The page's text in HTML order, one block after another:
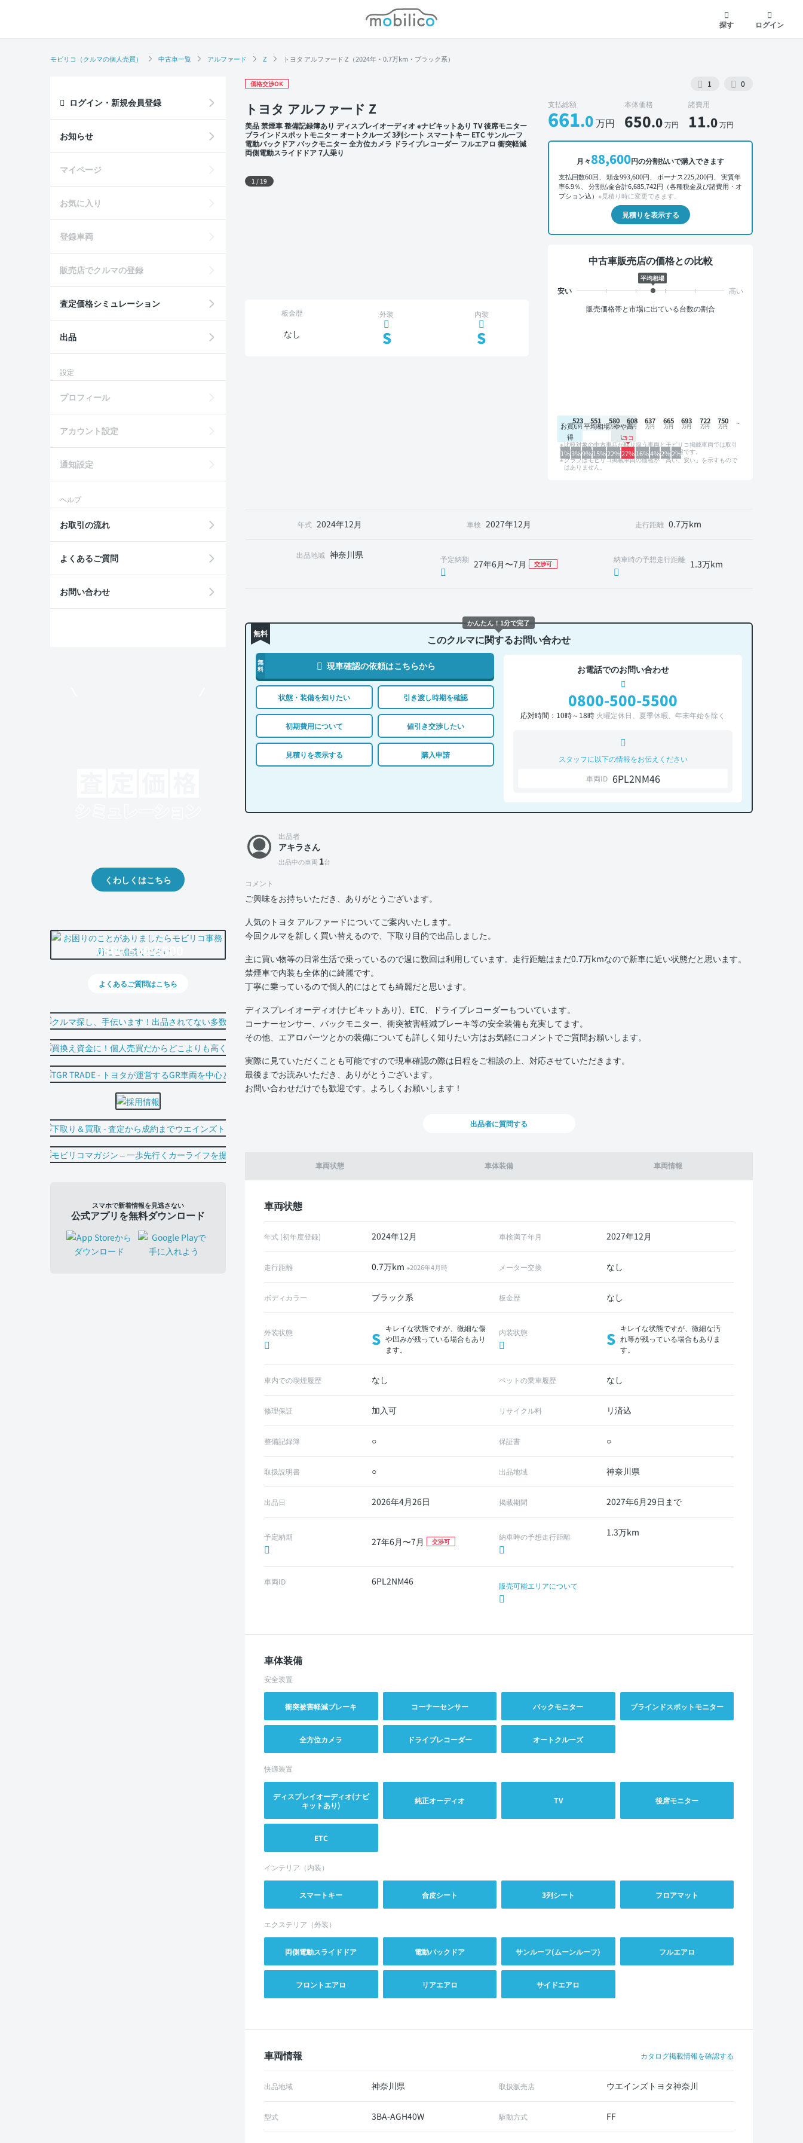
モビリコ
探す
ログイン
モビリコ（クルマの個人売買） 中古車一覧 アルファード Z トヨタ アルファード Z（2024年・0.7万km・ブラック系）
価格交渉OK 1 0
トヨタ アルファード Z
美品 禁煙車 整備記録簿あり ディスプレイオーディオ ※ナビキットあり TV 後席モニター
ブラインドスポットモニター オートクルーズ 3列シート スマートキー ETC サンルーフ
電動バックドア バックモニター 全方位カメラ ドライブレコーダー フルエアロ 衝突軽減
両側電動スライドドア 7人乗り
外装 左前
1 /19
支払総額
661.0万円
本体価格
650.0万円
諸費用
11.0万円
月々88,600円の分割払いで購入できます
支払回数60回、 頭金993,600円、 ボーナス225,200円、 実質年
率6.9％、 分割払金合計6,685,742円（各種税金及び諸費用・オ
プション込） ※見積り時に変更できます。
見積りを表示する
中古車販売店の価格との比較
平均相場
販売価格帯と市場に出ている台数の割合
お買い
得
平均相場 やや高
い
1%3%9%15%22%27%16%4%2%2%
523 551 580 608 637 665 693 722 750
比較対象の中古車店が取り扱う車両とモビリコ掲載車両では取引
形態や条件が異なるため、グラフは参考情報です。
グラフはモビリコ掲載車両の価格が「高い、安い」を示すもので
はありません。
板金歴
なし
外装
S
内装
S
年式 2024年12月 車検 2027年12月 走行距離 0.7万km
出品地域 神奈川県 予定納期 27年6月〜7月 交渉可 納車時の予想走行距離 1.3万km
無料 このクルマに関するお問い合わせ
無
料
現車確認の依頼はこちらから
状態・装備を知りたい 引き渡し時期を確認
初期費用について 値引き交渉したい
見積りを表示する 購入申請
お電話でのお問い合わせ
0800-500-5500
応対時間：10時～18時 火曜定休日、夏季休暇、年末年始を除く
スタッフに以下の情報をお伝えください
車両ID 6PL2NM46
車両状態 車体装備 車両情報
車両状態
年式 (初年度登録) 2024年12月 車検満了年月 2027年12月
走行距離 0.7万km ※2026年4月時 メーター交換 なし
ボディカラー ブラック系 板金歴 なし
外装状態 S
キレイな状態ですが、微細な傷
や凹みが残っている場合もあり
ます。
内装状態 S
キレイな状態ですが、微細な汚
れ等が残っている場合もありま
す。
車内での喫煙履歴 なし ペットの乗車履歴 なし
修理保証 加入可 リサイクル料 リ済込
整備記録簿 ○ 保証書 ○
取扱説明書 ○ 出品地域 神奈川県
出品日 2026年4月26日 掲載期間 2027年6月29日まで
予定納期 27年6月〜7月 交渉可 納車時の予想走行距離 1.3万km
車両ID 6PL2NM46 販売可能エリアについて
車体装備
安全装置
衝突被害軽減ブレーキ コーナーセンサー バックモニター ブラインドスポットモニター
全方位カメラ ドライブレコーダー オートクルーズ
快適装置
ディスプレイオーディオ(ナビ
キットあり)
純正オーディオ TV 後席モニター
ETC
インテリア（内装）
スマートキー 合皮シート 3列シート フロアマット
エクステリア（外装）
両側電動スライドドア 電動バックドア サンルーフ(ムーンルーフ) フルエアロ
フロントエアロ リアエアロ サイドエアロ
車両情報 カタログ掲載情報を確認する
出品地域 神奈川県 取扱販売店 ウエインズトヨタ神奈川
型式 3BA-AGH40W 駆動方式 FF
出品者
アキラさん
出品中の車両 1台
コメント
ご興味をお持ちいただき、ありがとうございます。
人気のトヨタ アルファードについてご案内いたします。
今回クルマを新しく買い替えるので、下取り目的で出品しました。
主に買い物等の日常生活で乗っているので週に数回は利用しています。走行距離はまだ0.7万kmなので新車に近い状態だと思います。
禁煙車で内装も全体的に綺麗です。
丁寧に乗っているので個人的にはとても綺麗だと思います。
ディスプレイオーディオ(ナビキットあり)、ETC、ドライブレコーダーもついています。
コーナーセンサー、バックモニター、衝突被害軽減ブレーキ等の安全装備も充実してます。
その他、エアロパーツとかの装備についても詳しく知りたい方はお気軽にコメントでご質問お願いします。
実際に見ていただくことも可能ですので現車確認の際は日程をご相談の上、対応させていただきます。
最後までお読みいただき、ありがとうございます。
お問い合わせだけでも歓迎です。よろしくお願いします！
出品者に質問する
ログイン・新規会員登録
お知らせ
マイページ
お気に入り
登録車両
販売店でクルマの登録
査定価格シミュレーション
出品
設定
プロフィール
アカウント設定
通知設定
ヘルプ
お取引の流れ
よくあるご質問
お問い合わせ
くわしくはこちら
0800-500-5500
よくあるご質問はこちら
スマホで新着情報を見逃さない
公式アプリを無料ダウンロード
かんたん！1分で完了